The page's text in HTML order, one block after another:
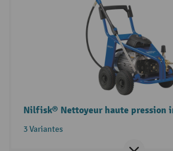
Nilfisk® Nettoyeur haute pression
3 Variantes